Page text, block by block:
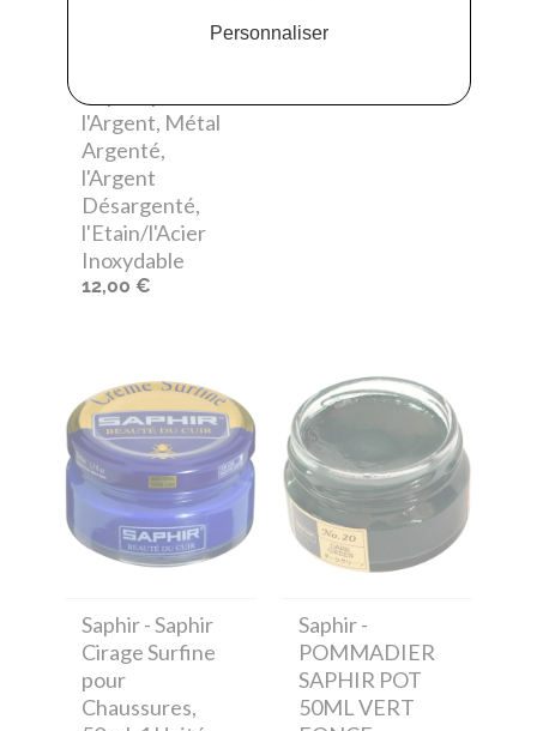
l'Argent, Métal
Argenté,
l'Argent
Désargenté,
l'Etain/l'Acier
Inoxydable
12,00 €
17,20 €
Saphir- Saphir
Cirage Surfine
pour
Chaussures,
Saphir-
POMMADIER
SAPHIR POT
50ML VERT
Personnaliser